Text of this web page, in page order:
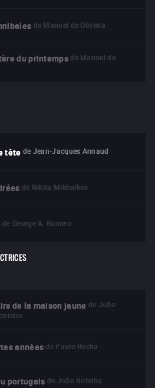
de Manoel de Oliveira
du printemps de Manoel de
tête de Jean-Jacques Annaud
de Nikita Mikhalkov
de George A. Romero
de la maison jaune de João
années de Paulo Rocha
portugais de João Botelho